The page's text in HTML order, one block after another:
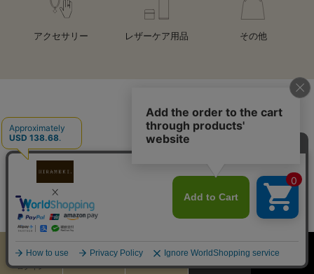
アクセサリー レザーケア用品 その他
INFORMATION
ログイン